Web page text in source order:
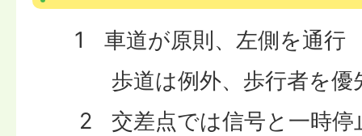
1 車道が原則、左側を通行
歩道は例外、歩行者を優
2 交差点では信号と一時停